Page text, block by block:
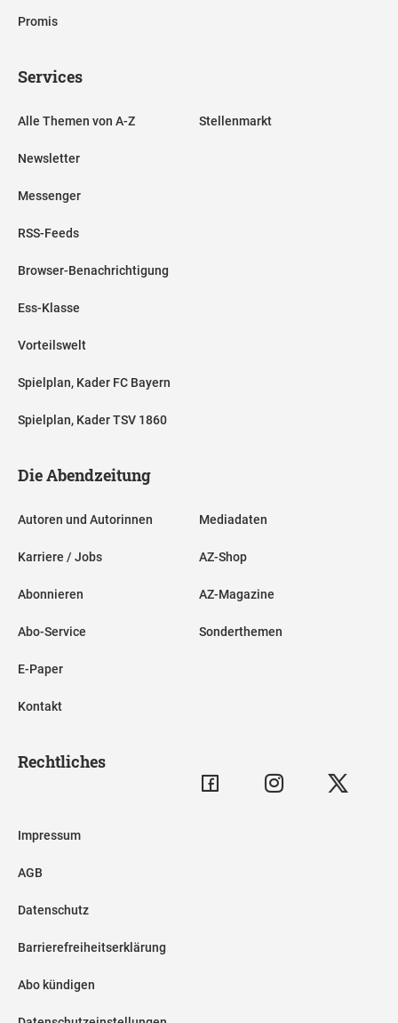
Promis
Services
Alle Themen von A-Z
Newsletter
Messenger
RSS-Feeds
Browser-Benachrichtigung
Ess-Klasse
Vorteilswelt
Spielplan, Kader FC Bayern
Spielplan, Kader TSV 1860
Stellenmarkt
Die Abendzeitung
Autoren und Autorinnen
Karriere / Jobs
Abonnieren
Abo-Service
E-Paper
Kontakt
Mediadaten
AZ-Shop
AZ-Magazine
Sonderthemen
Rechtliches
Impressum
AGB
Datenschutz
Barrierefreiheitserklärung
Abo kündigen